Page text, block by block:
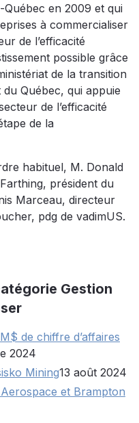
en 2009 et qui
à commercialiser
de l’efficacité
possible grâce
de la transition
Québec, qui appuie
de l’efficacité
de la
habituel, M. Donald
président du
Marceau, directeur
pdg de vadimUS.
Gestion
de chiffre d’affaires
2024
Mining13 août 2024
et Brampton